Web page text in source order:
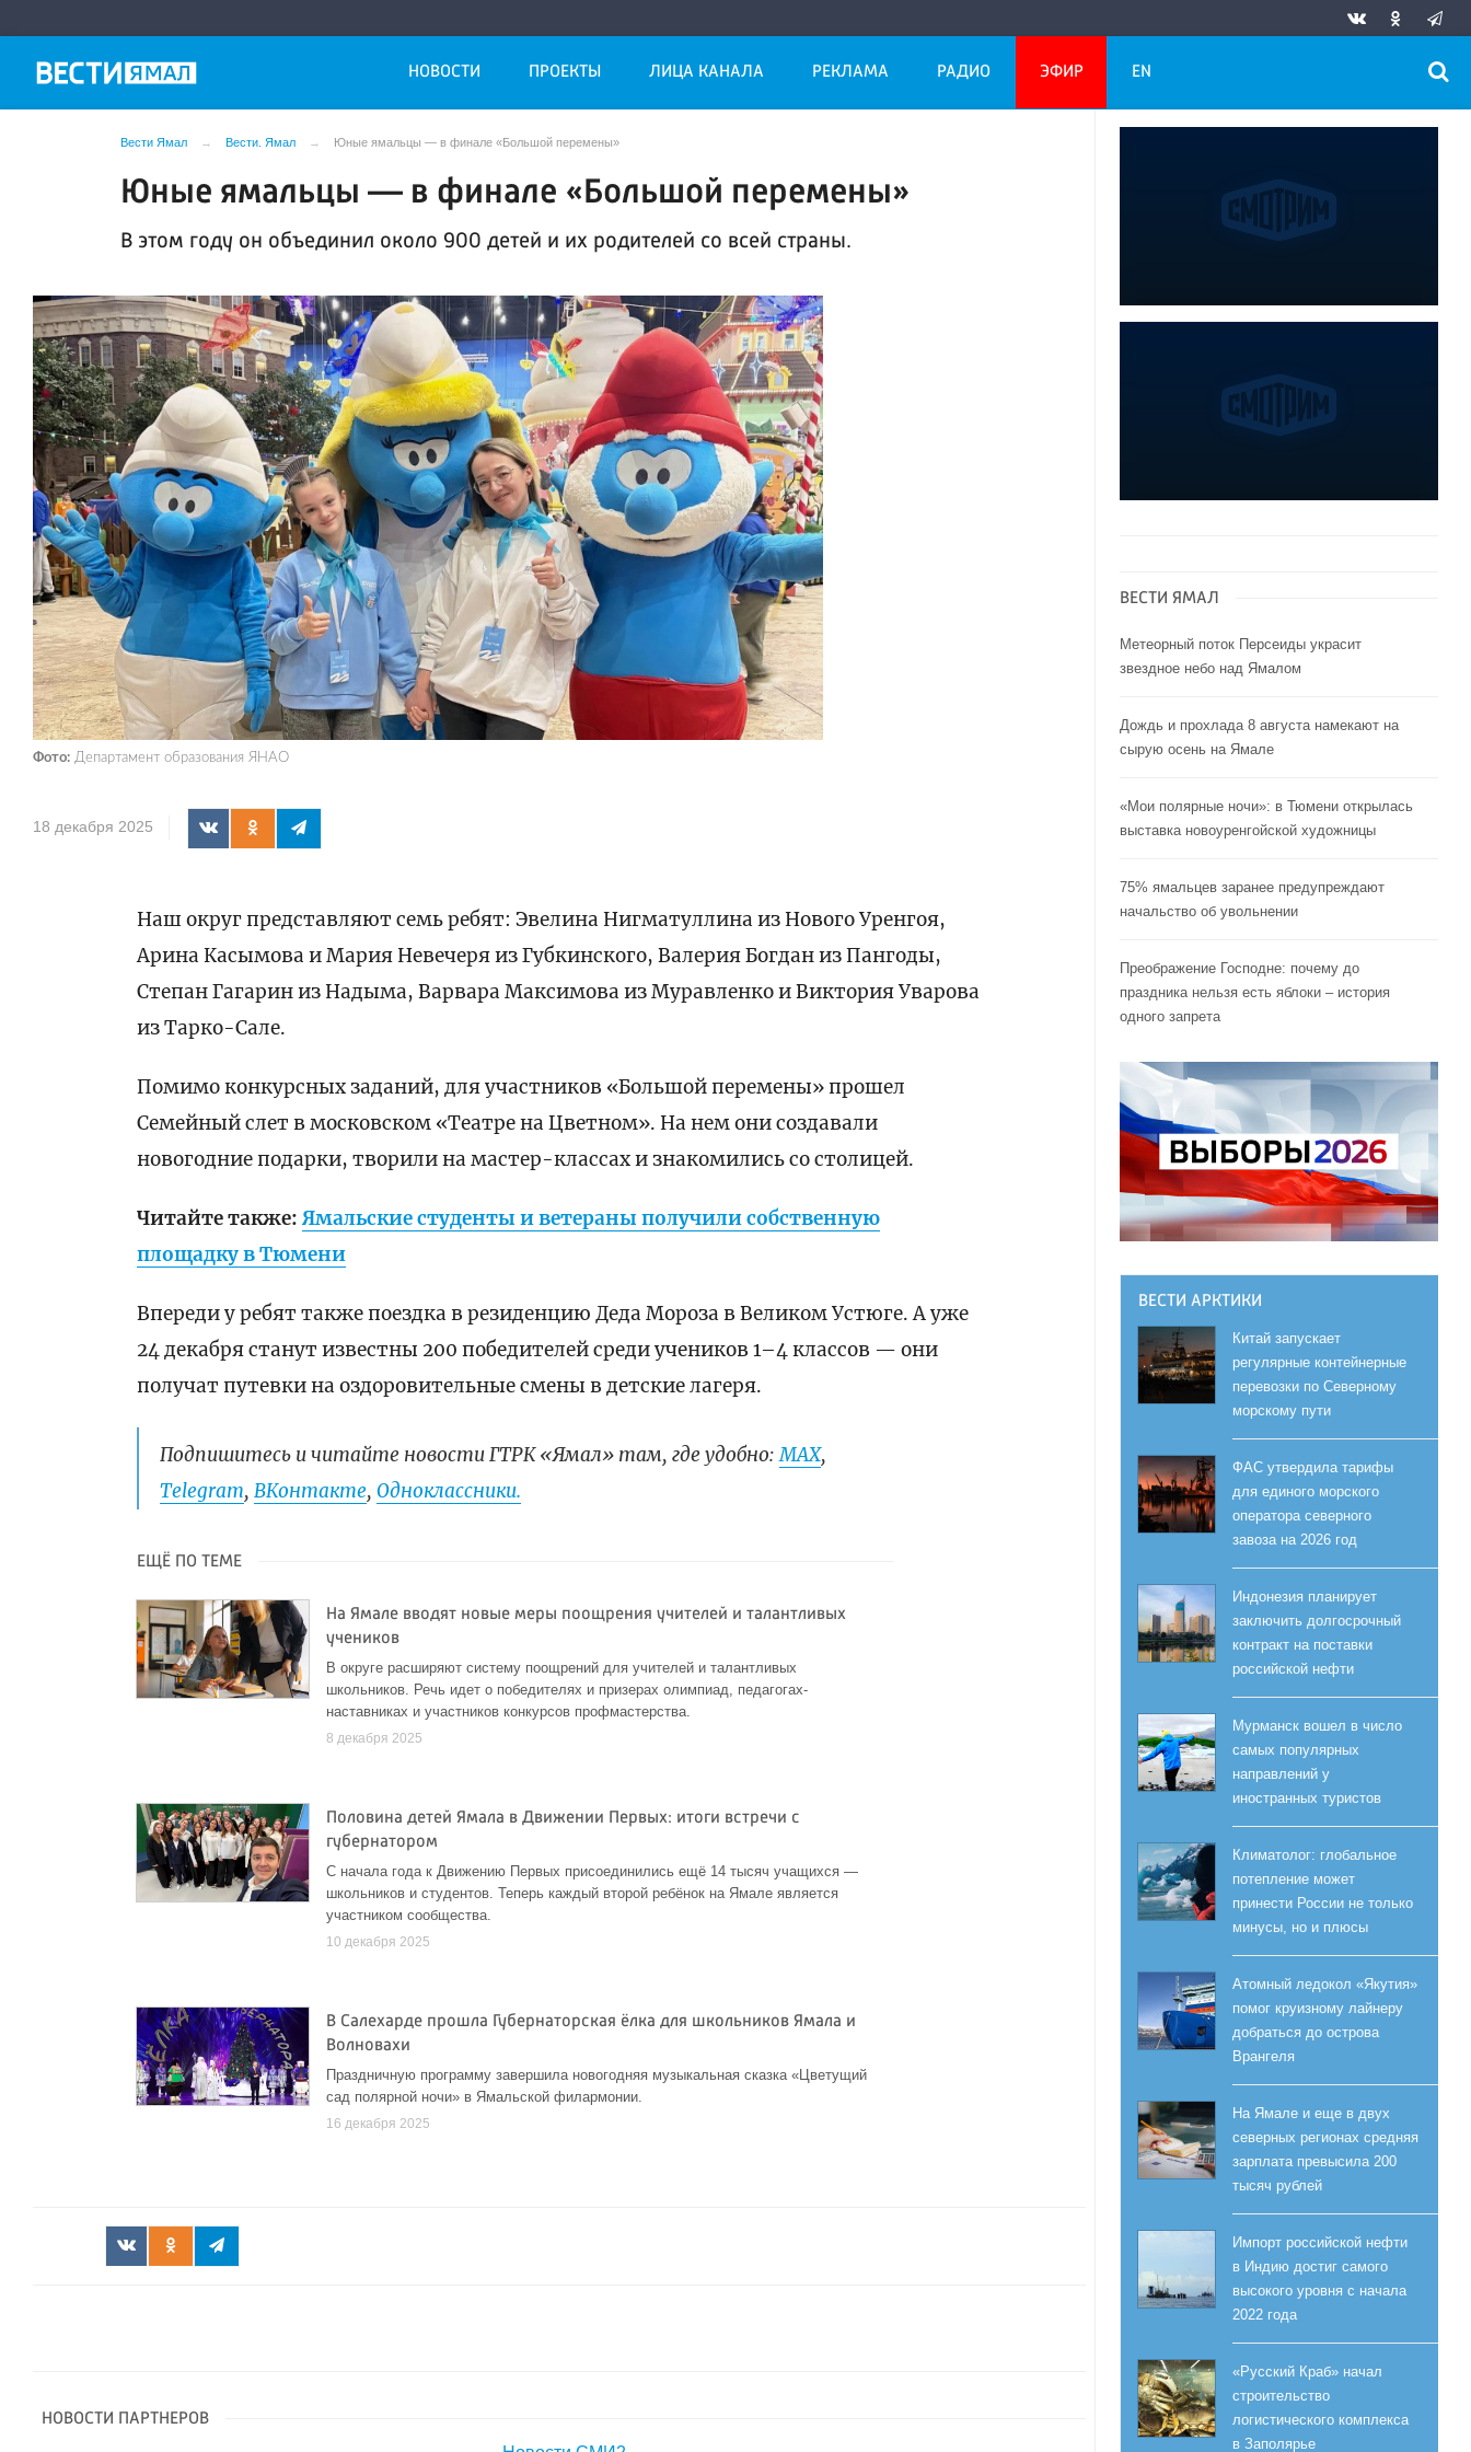
НОВОСТИ ПРОЕКТЫ ЛИЦА КАНАЛА РЕКЛАМА РАДИО ЭФИР EN
Вести Ямал Вести. Ямал Юные ямальцы — в финале «Большой перемены»
Юные ямальцы — в финале «Большой перемены»
В этом году он объединил около 900 детей и их родителей со всей страны.
Фото: Департамент образования ЯНАО
18 декабря 2025
Наш округ представляют семь ребят: Эвелина Нигматуллина из Нового Уренгоя,
Арина Касымова и Мария Невечеря из Губкинского, Валерия Богдан из Пангоды,
Степан Гагарин из Надыма, Варвара Максимова из Муравленко и Виктория Уварова
из Тарко-Сале.
Помимо конкурсных заданий, для участников «Большой перемены» прошел
Семейный слет в московском «Театре на Цветном». На нем они создавали
новогодние подарки, творили на мастер-классах и знакомились со столицей.
Читайте также:Ямальские студенты и ветераны получили собственную
площадку в Тюмени
Впереди у ребят также поездка в резиденцию Деда Мороза в Великом Устюге. А уже
24 декабря станут известны 200 победителей среди учеников 1–4 классов — они
получат путевки на оздоровительные смены в детские лагеря.
Подпишитесь и читайте новости ГТРК «Ямал» там, где удобно:МАХ,
Telegram,ВКонтакте,Одноклассники.
ЕЩЁ ПО ТЕМЕ
На Ямале вводят новые меры поощрения учителей и талантливых
учеников
В округе расширяют систему поощрений для учителей и талантливых
школьников. Речь идет о победителях и призерах олимпиад, педагогах-
наставниках и участников конкурсов профмастерства.
8 декабря 2025
Половина детей Ямала в Движении Первых: итоги встречи с
губернатором
С начала года к Движению Первых присоединились ещё 14 тысяч учащихся —
школьников и студентов. Теперь каждый второй ребёнок на Ямале является
участником сообщества.
10 декабря 2025
В Салехарде прошла Губернаторская ёлка для школьников Ямала и
Волновахи
Праздничную программу завершила новогодняя музыкальная сказка «Цветущий
сад полярной ночи» в Ямальской филармонии.
16 декабря 2025
НОВОСТИ ПАРТНЕРОВ
ВЕСТИ ЯМАЛ
Метеорный поток Персеиды украсит
звездное небо над Ямалом
Дождь и прохлада 8 августа намекают на
сырую осень на Ямале
«Мои полярные ночи»: в Тюмени открылась
выставка новоуренгойской художницы
75% ямальцев заранее предупреждают
начальство об увольнении
Преображение Господне: почему до
праздника нельзя есть яблоки – история
одного запрета
ВЕСТИ АРКТИКИ
Китай запускает
регулярные контейнерные
перевозки по Северному
морскому пути
ФАС утвердила тарифы
для единого морского
оператора северного
завоза на 2026 год
Индонезия планирует
заключить долгосрочный
контракт на поставки
российской нефти
Мурманск вошел в число
самых популярных
направлений у
иностранных туристов
Климатолог: глобальное
потепление может
принести России не только
минусы, но и плюсы
Атомный ледокол «Якутия»
помог круизному лайнеру
добраться до острова
Врангеля
На Ямале и еще в двух
северных регионах средняя
зарплата превысила 200
тысяч рублей
Импорт российской нефти
в Индию достиг самого
высокого уровня с начала
2022 года
«Русский Краб» начал
строительство
логистического комплекса
в Заполярье